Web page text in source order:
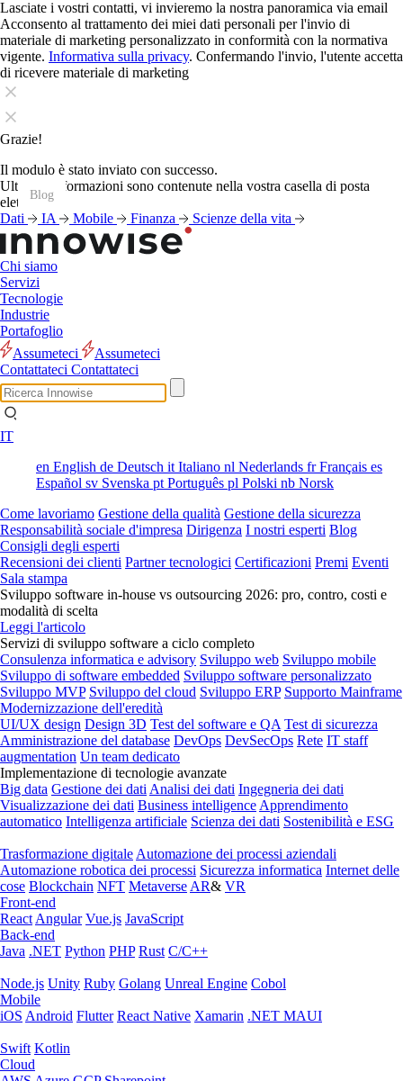
Lasciate i vostri contatti, vi invieremo la nostra panoramica via email
Acconsento al trattamento dei miei dati personali per l'invio di
materiale di marketing personalizzato in conformità con la normativa
vigente. Informativa sulla privacy. Confermando l'invio, l'utente accetta
di ricevere materiale di marketing
Grazie!
Il modulo è stato inviato con successo.
Ulteriori informazioni sono contenute nella vostra casella di posta
elettronica.
Dati
IA Mobile Finanza Scienze della vita
Chi siamo
Servizi
Tecnologie
Industrie
Portafoglio
Assumeteci
Assumeteci
Contattateci Contattateci
IT
en English de Deutsch it Italiano nl Nederlands frFrançais es
Español sv Svenska pt Português pl Polski nb Norsk
Come lavoriamo Gestione della qualità Gestione della sicurezza
Responsabilità sociale d'impresa Dirigenza I nostri esperti Blog
Consigli degli esperti
Recensioni dei clienti Partner tecnologici Certificazioni Premi Eventi
Sala stampa
Sviluppo software in-house vs outsourcing 2026: pro, contro, costi e
modalità di scelta
Leggi l'articolo
Servizi di sviluppo software a ciclo completo
Consulenza informatica e advisory Sviluppo web Sviluppo mobile
Sviluppo di software embedded Sviluppo software personalizzato
Sviluppo MVP Sviluppo del cloud Sviluppo ERP Supporto Mainframe
Modernizzazione dell'eredità
UI/UX design Design 3D Test del software e QA Test di sicurezza
Amministrazione del database DevOps DevSecOps Rete IT staff
augmentation Un team dedicato
Implementazione di tecnologie avanzate
Big data Gestione dei dati Analisi dei dati Ingegneria dei dati
Visualizzazione dei dati Business intelligence Apprendimento
automatico Intelligenza artificiale Scienza dei dati Sostenibilità e ESG
Trasformazione digitale Automazione dei processi aziendali
Automazione robotica dei processi Sicurezza informatica Internet delle
cose Blockchain NFT Metaverse AR& VR
Front-end
React Angular Vue.js JavaScript
Back-end
Java .NET Python PHP Rust C/C++
Node.js Unity Ruby Golang Unreal Engine Cobol
Mobile
iOS Android Flutter React Native Xamarin .NET MAUI
Swift Kotlin
Cloud
Blog
Blog
Blog
Blog
Blog
Blog
Blog
Blog
Blog
Blog
Blog
Blog